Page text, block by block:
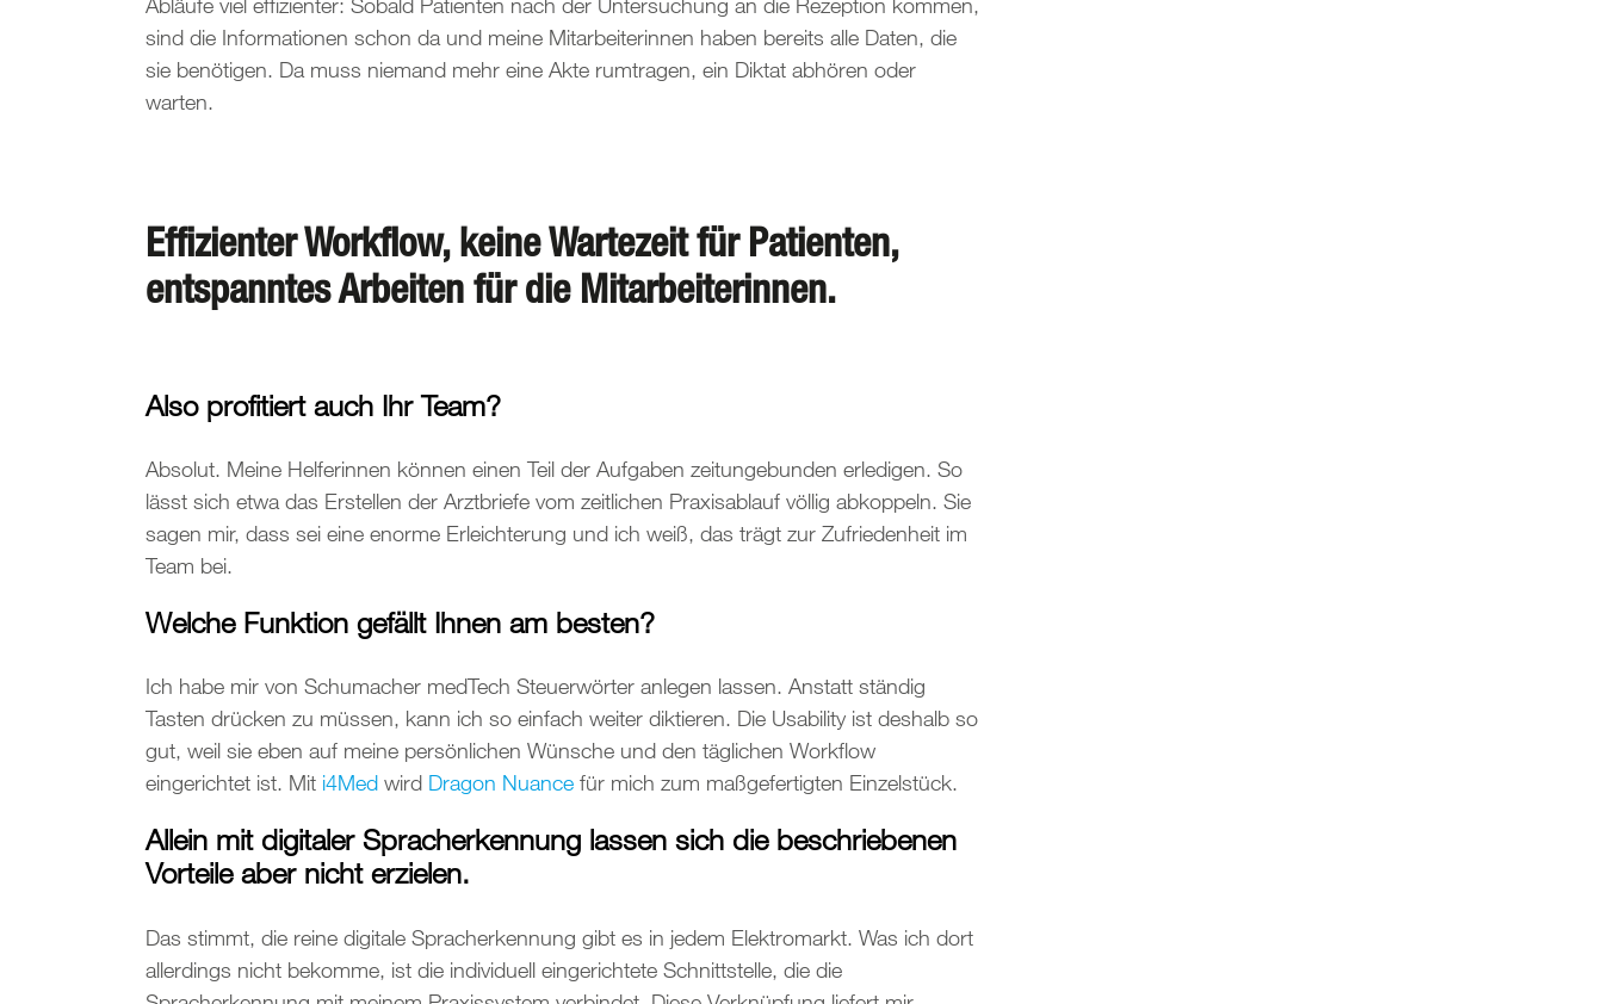
sind die Informationen schon da und meine Mitarbeiterinnen haben bereits alle Daten, die
sie benötigen. Da muss niemand mehr eine Akte rumtragen, ein Diktat abhören oder
warten.
Effizienter Workflow, keine Wartezeit für Patienten,
entspanntes Arbeiten für die Mitarbeiterinnen.
Also profitiert auch Ihr Team?
Absolut. Meine Helferinnen können einen Teil der Aufgaben zeitungebunden erledigen. So
lässt sich etwa das Erstellen der Arztbriefe vom zeitlichen Praxisablauf völlig abkoppeln. Sie
sagen mir, dass sei eine enorme Erleichterung und ich weiß, das trägt zur Zufriedenheit im
Team bei.
Welche Funktion gefällt Ihnen am besten?
Ich habe mir von Schumacher medTech Steuerwörter anlegen lassen. Anstatt ständig
Tasten drücken zu müssen, kann ich so einfach weiter diktieren. Die Usability ist deshalb so
gut, weil sie eben auf meine persönlichen Wünsche und den täglichen Workflow
eingerichtet ist. Mit i4Med wird Dragon Nuance für mich zum maßgefertigten Einzelstück.
Allein mit digitaler Spracherkennung lassen sich die beschriebenen
Vorteile aber nicht erzielen.
Das stimmt, die reine digitale Spracherkennung gibt es in jedem Elektromarkt. Was ich dort
allerdings nicht bekomme, ist die individuell eingerichtete Schnittstelle, die die